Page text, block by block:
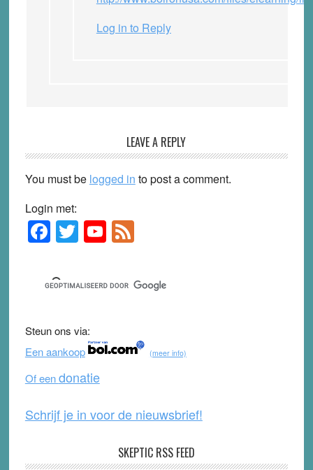
Log in to Reply
LEAVE A REPLY
You must be logged in to post a comment.
Login met:
Primary
Sidebar
F
a
c
e
b
o
o
k
T
wi
tt
er
Y
o
u
T
b
e
F
e
d
Steun ons via:
Een aankoop
(meer info)
Of eendonatie
Schrijf je in voor de nieuwsbrief!
SKEPTIC RSS FEED